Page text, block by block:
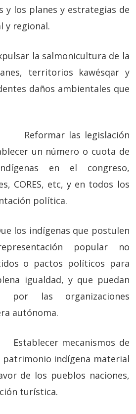
y los planes y estrategias de
y regional.
salmonicultura de la
territorios kawésqar y
daños ambientales que
las legislación
un número o cuota de
en el congreso,
CORES, etc, y en todos los
política.
que postulen
popular no
o pactos políticos para
igualdad, y que puedan
por las organizaciones
autónoma.
mecanismos de
indígena material
de los pueblos naciones,
turística.